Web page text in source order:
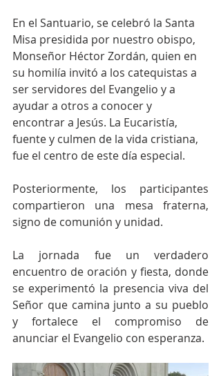
En el Santuario, se celebró la Santa
Misa presidida por nuestro obispo,
Monseñor Héctor Zordán, quien en
su homilía invitó a los catequistas a
ser servidores del Evangelio y a
ayudar a otros a conocer y
encontrar a Jesús. La Eucaristía,
fuente y culmen de la vida cristiana,
fue el centro de este día especial.
Posteriormente, los participantes
compartieron una mesa fraterna,
signo de comunión y unidad.
La jornada fue un verdadero
encuentro de oración y fiesta, donde
se experimentó la presencia viva del
Señor que camina junto a su pueblo
y fortalece el compromiso de
anunciar el Evangelio con esperanza.